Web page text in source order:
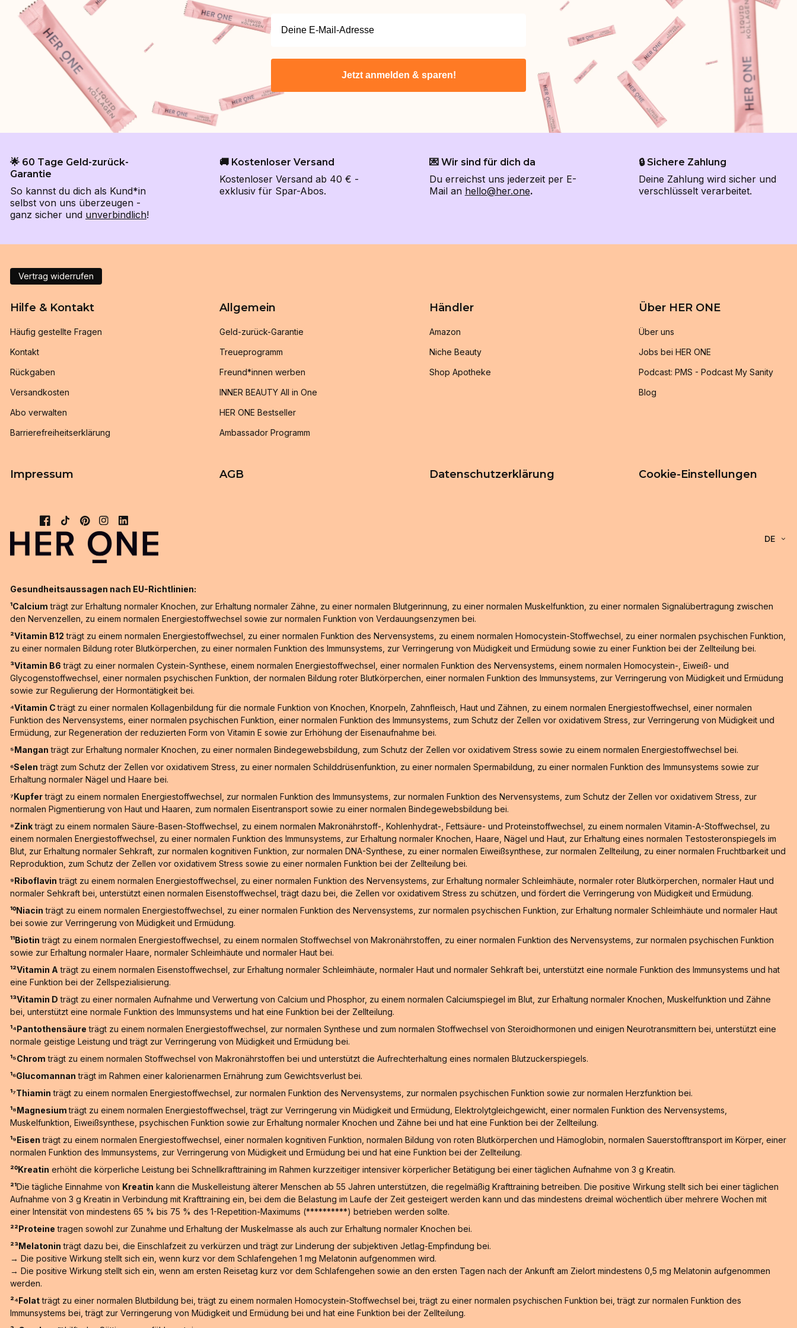
Jetzt anmelden & sparen!
🌟 60 Tage Geld-zurück-
Garantie
So kannst du dich als Kund*in
selbst von uns überzeugen -
ganz sicher und unverbindlich!
🚚 Kostenloser Versand
Kostenloser Versand ab 40 € -
exklusiv für Spar-Abos.
💌 Wir sind für dich da
Du erreichst uns jederzeit per E-
Mail an hello@her.one.
🔒 Sichere Zahlung
Deine Zahlung wird sicher und
verschlüsselt verarbeitet.
Vertrag widerrufen
Hilfe & Kontakt
Häufig gestellte Fragen
Kontakt
Rückgaben
Versandkosten
Abo verwalten
Barrierefreiheitserklärung
Allgemein
Geld-zurück-Garantie
Treueprogramm
Freund*innen werben
INNER BEAUTY All in One
HER ONE Bestseller
Ambassador Programm
Händler
Amazon
Niche Beauty
Shop Apotheke
Über HER ONE
Über uns
Jobs bei HER ONE
Podcast: PMS - Podcast My Sanity
Blog
Impressum AGB Datenschutzerklärung Cookie-Einstellungen
DE
Gesundheitsaussagen nach EU-Richtlinien:
¹Calcium trägt zur Erhaltung normaler Knochen, zur Erhaltung normaler Zähne, zu einer normalen Blutgerinnung, zu einer normalen Muskelfunktion, zu einer normalen Signalübertragung zwischen
den Nervenzellen, zu einem normalen Energiestoffwechsel sowie zur normalen Funktion von Verdauungsenzymen bei.
²Vitamin B12 trägt zu einem normalen Energiestoffwechsel, zu einer normalen Funktion des Nervensystems, zu einem normalen Homocystein-Stoffwechsel, zu einer normalen psychischen Funktion,
zu einer normalen Bildung roter Blutkörperchen, zu einer normalen Funktion des Immunsystems, zur Verringerung von Müdigkeit und Ermüdung sowie zu einer Funktion bei der Zellteilung bei.
³Vitamin B6 trägt zu einer normalen Cystein-Synthese, einem normalen Energiestoffwechsel, einer normalen Funktion des Nervensystems, einem normalen Homocystein-, Eiweiß- und
Glycogenstoffwechsel, einer normalen psychischen Funktion, der normalen Bildung roter Blutkörperchen, einer normalen Funktion des Immunsystems, zur Verringerung von Müdigkeit und Ermüdung
sowie zur Regulierung der Hormontätigkeit bei.
⁴Vitamin Cträgt zu einer normalen Kollagenbildung für die normale Funktion von Knochen, Knorpeln, Zahnfleisch, Haut und Zähnen, zu einem normalen Energiestoffwechsel, einer normalen
Funktion des Nervensystems, einer normalen psychischen Funktion, einer normalen Funktion des Immunsystems, zum Schutz der Zellen vor oxidativem Stress, zur Verringerung von Müdigkeit und
Ermüdung, zur Regeneration der reduzierten Form von Vitamin E sowie zur Erhöhung der Eisenaufnahme bei.
⁵Mangan trägt zur Erhaltung normaler Knochen, zu einer normalen Bindegewebsbildung, zum Schutz der Zellen vor oxidativem Stress sowie zu einem normalen Energiestoffwechsel bei.
⁶Selen trägt zum Schutz der Zellen vor oxidativem Stress, zu einer normalen Schilddrüsenfunktion, zu einer normalen Spermabildung, zu einer normalen Funktion des Immunsystems sowie zur
Erhaltung normaler Nägel und Haare bei.
⁷Kupferträgt zu einem normalen Energiestoffwechsel, zur normalen Funktion des Immunsystems, zur normalen Funktion des Nervensystems, zum Schutz der Zellen vor oxidativem Stress, zur
normalen Pigmentierung von Haut und Haaren, zum normalen Eisentransport sowie zu einer normalen Bindegewebsbildung bei.
⁸Zinkträgt zu einem normalen Säure-Basen-Stoffwechsel, zu einem normalen Makronährstoff-, Kohlenhydrat-, Fettsäure- und Proteinstoffwechsel, zu einem normalen Vitamin-A-Stoffwechsel, zu
einem normalen Energiestoffwechsel, zu einer normalen Funktion des Immunsystems, zur Erhaltung normaler Knochen, Haare, Nägel und Haut, zur Erhaltung eines normalen Testosteronspiegels im
Blut, zur Erhaltung normaler Sehkraft, zur normalen kognitiven Funktion, zur normalen DNA-Synthese, zu einer normalen Eiweißsynthese, zur normalen Zellteilung, zu einer normalen Fruchtbarkeit und
Reproduktion, zum Schutz der Zellen vor oxidativem Stress sowie zu einer normalen Funktion bei der Zellteilung bei.
⁹Riboflavin trägt zu einem normalen Energiestoffwechsel, zu einer normalen Funktion des Nervensystems, zur Erhaltung normaler Schleimhäute, normaler roter Blutkörperchen, normaler Haut und
normaler Sehkraft bei, unterstützt einen normalen Eisenstoffwechsel, trägt dazu bei, die Zellen vor oxidativem Stress zu schützen, und fördert die Verringerung von Müdigkeit und Ermüdung.
¹⁰Niacin trägt zu einem normalen Energiestoffwechsel, zu einer normalen Funktion des Nervensystems, zur normalen psychischen Funktion, zur Erhaltung normaler Schleimhäute und normaler Haut
bei sowie zur Verringerung von Müdigkeit und Ermüdung.
¹¹Biotin trägt zu einem normalen Energiestoffwechsel, zu einem normalen Stoffwechsel von Makronährstoffen, zu einer normalen Funktion des Nervensystems, zur normalen psychischen Funktion
sowie zur Erhaltung normaler Haare, normaler Schleimhäute und normaler Haut bei.
¹²Vitamin A trägt zu einem normalen Eisenstoffwechsel, zur Erhaltung normaler Schleimhäute, normaler Haut und normaler Sehkraft bei, unterstützt eine normale Funktion des Immunsystems und hat
eine Funktion bei der Zellspezialisierung.
¹³Vitamin D trägt zu einer normalen Aufnahme und Verwertung von Calcium und Phosphor, zu einem normalen Calciumspiegel im Blut, zur Erhaltung normaler Knochen, Muskelfunktion und Zähne
bei, unterstützt eine normale Funktion des Immunsystems und hat eine Funktion bei der Zellteilung.
¹⁴Pantothensäure trägt zu einem normalen Energiestoffwechsel, zur normalen Synthese und zum normalen Stoffwechsel von Steroidhormonen und einigen Neurotransmittern bei, unterstützt eine
normale geistige Leistung und trägt zur Verringerung von Müdigkeit und Ermüdung bei.
¹⁵Chrom trägt zu einem normalen Stoffwechsel von Makronährstoffen bei und unterstützt die Aufrechterhaltung eines normalen Blutzuckerspiegels.
¹⁶Glucomannan trägt im Rahmen einer kalorienarmen Ernährung zum Gewichtsverlust bei.
¹⁷Thiamin trägt zu einem normalen Energiestoffwechsel, zur normalen Funktion des Nervensystems, zur normalen psychischen Funktion sowie zur normalen Herzfunktion bei.
¹⁸Magnesiumträgt zu einem normalen Energiestoffwechsel, trägt zur Verringerung vin Müdigkeit und Ermüdung, Elektrolytgleichgewicht, einer normalen Funktion des Nervensystems,
Muskelfunktion, Eiweißsynthese, psychischen Funktion sowie zur Erhaltung normaler Knochen und Zähne bei und hat eine Funktion bei der Zellteilung.
¹⁹Eisen trägt zu einem normalen Energiestoffwechsel, einer normalen kognitiven Funktion, normalen Bildung von roten Blutkörperchen und Hämoglobin, normalen Sauerstofftransport im Körper, einer
normalen Funktion des Immunsystems, zur Verringerung von Müdigkeit und Ermüdung bei und hat eine Funktion bei der Zellteilung.
²⁰Kreatin erhöht die körperliche Leistung bei Schnellkrafttraining im Rahmen kurzzeitiger intensiver körperlicher Betätigung bei einer täglichen Aufnahme von 3 g Kreatin.
²¹Die tägliche Einnahme von Kreatin kann die Muskelleistung älterer Menschen ab 55 Jahren unterstützen, die regelmäßig Krafttraining betreiben. Die positive Wirkung stellt sich bei einer täglichen
Aufnahme von 3 g Kreatin in Verbindung mit Krafttraining ein, bei dem die Belastung im Laufe der Zeit gesteigert werden kann und das mindestens dreimal wöchentlich über mehrere Wochen mit
einer Intensität von mindestens 65 % bis 75 % des 1-Repetition-Maximums (**********) betrieben werden sollte.
²²Proteine tragen sowohl zur Zunahme und Erhaltung der Muskelmasse als auch zur Erhaltung normaler Knochen bei.
²³Melatonin trägt dazu bei, die Einschlafzeit zu verkürzen und trägt zur Linderung der subjektiven Jetlag-Empfindung bei.
→ Die positive Wirkung stellt sich ein, wenn kurz vor dem Schlafengehen 1 mg Melatonin aufgenommen wird.
→ Die positive Wirkung stellt sich ein, wenn am ersten Reisetag kurz vor dem Schlafengehen sowie an den ersten Tagen nach der Ankunft am Zielort mindestens 0,5 mg Melatonin aufgenommen
werden.
²⁴Folatträgt zu einer normalen Blutbildung bei, trägt zu einem normalen Homocystein-Stoffwechsel bei, trägt zu einer normalen psychischen Funktion bei, trägt zur normalen Funktion des
Immunsystems bei, trägt zur Verringerung von Müdigkeit und Ermüdung bei und hat eine Funktion bei der Zellteilung.